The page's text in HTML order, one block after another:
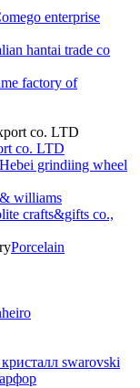
enterprise
hantai trade co
factory of
co. LTD
Hebei grindiing wheel
williams
crafts&gifts co.,
Porcelain
swarovski